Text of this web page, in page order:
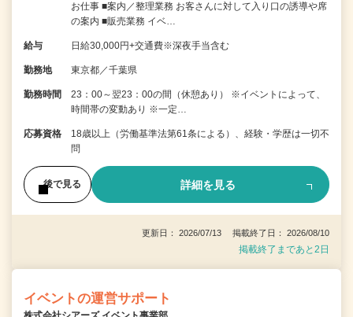
お仕事 ■案内／整理業務 お客さんに対して入り口の誘導や席
の案内 ■販売業務 イベ…
給与 日給30,000円+交通費※深夜手当含む
勤務地 東京都／千葉県
勤務時間
23：00～翌23：00の間（休憩あり） ※イベントによって、
時間帯の変動あり ※一定…
応募資格
18歳以上（労働基準法第61条による）、経験・学歴は一切不
問
後で見る 詳細を見る
更新日： 2026/07/13 掲載終了日： 2026/08/10
掲載終了まであと2日
イベントの運営サポート